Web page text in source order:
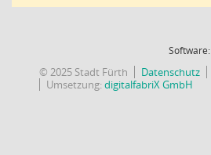
Software:
© 2025 Stadt Fürth Datenschutz
Umsetzung:digitalfabriX GmbH